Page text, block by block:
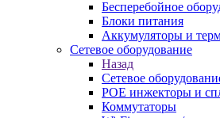
Бесперебойное
Блоки питания
Аккумуляторы и
Сетевое оборудование
Назад
Сетевое
POE инжекторы и
Коммутаторы